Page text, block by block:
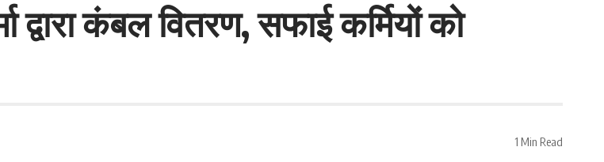
द्वारा कंबल वितरण, सफाई कर्मियों को
1 Min Read